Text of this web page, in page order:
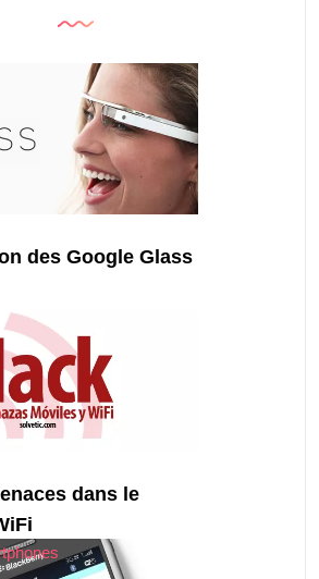
des Google Glass
dans le